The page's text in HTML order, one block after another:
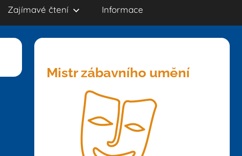
Zajímavé čtení Informace
Mistr zábavního umění